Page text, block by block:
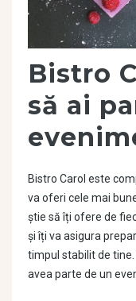
Bistro
să ai
Bistro Carol este
va oferi cele mai
știe să îți ofere de
și îți va asigura
timpul stabilit de
avea parte de un